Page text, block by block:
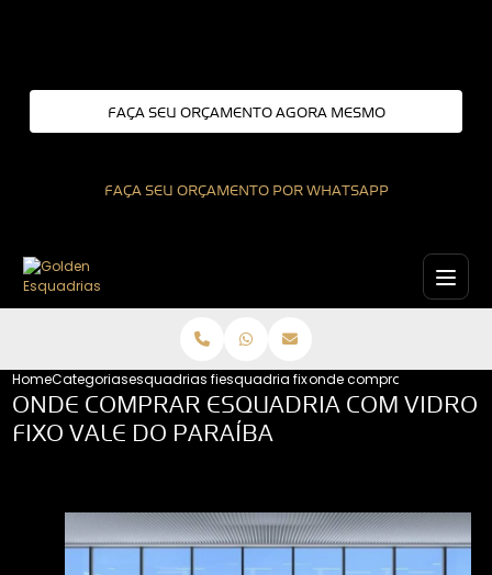
FAÇA SEU ORÇAMENTO AGORA MESMO
FAÇA SEU ORÇAMENTO POR WHATSAPP
HomeCategoriasesquadrias fixasesquadria fixa interior de sao paulo
onde comprar esquadria
ONDE COMPRAR ESQUADRIA COM VIDRO
FIXO VALE DO PARAÍBA